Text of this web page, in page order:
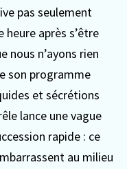
pas seulement
après s’être
nous n’ayons rien
son programme
et sécrétions
lance une vague
rapide : ce
au milieu